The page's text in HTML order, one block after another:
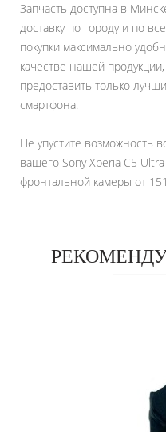
Запчасть доступна в
доставку по городу и по
покупки максимально
качестве нашей
предоставить только
смартфона.
Не упустите возможность
вашего Sony Xperia C5
фронтальной камеры от